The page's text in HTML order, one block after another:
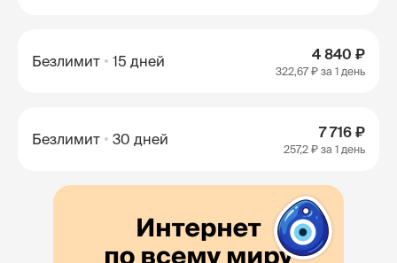
Безлимит 15 дней 4 840 ₽
322,67 ₽ за 1 день
Безлимит 30 дней 7 716 ₽
257,2 ₽ за 1 день